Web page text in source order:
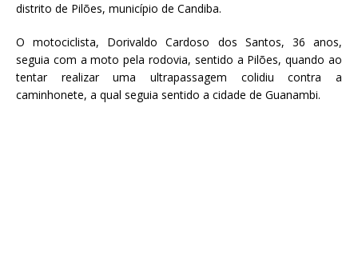
distrito de Pilões, município de Candiba.
O motociclista, Dorivaldo Cardoso dos Santos, 36 anos,
seguia com a moto pela rodovia, sentido a Pilões, quando ao
tentar realizar uma ultrapassagem colidiu contra a
caminhonete, a qual seguia sentido a cidade de Guanambi.